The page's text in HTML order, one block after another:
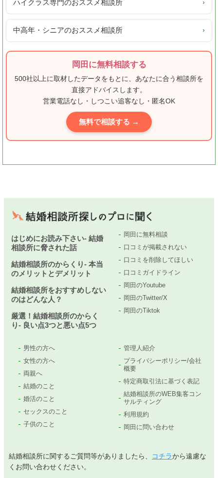
ハイクラス専門のおススメ相談所 ›
中高年・シニアのおススメ相談所 ›
岡田に無料相談する
500社以上に取材したデータをもとに、あなたに合う相談所を
直接アドバイスします。
営業電話なし・しつこい追客なし・匿名OK
無料で相談する →
はじめにお読み下さい- 結婚
相談所に脅された話
結婚相談所のからくり- 本当
のメリットとデメリット
結婚相談所をおすすめしない
のはどんな人？
厳選！結婚相談所のからく
り- 良い点3つと悪い点5つ
岡田に無料相談
口コミが掲載されない
口コミを削除してほしい
口コミガイドライン
岡田のYoutube
岡田のTwitter/X
岡田のTiktok
男性の方へ
女性の方へ
両親へ
結婚のこと
婚活のこと
セックスのこと
子供のこと
管理人紹介
プライバシーポリシー/会社
概要
特定商取引法に基づく表記
結婚相談所のWEB集客コン
サルティング
利用規約
岡田に問い合わせ
結婚相談所に関するご質問等がありましたら、 コチラから遠慮な
くお問い合わせください。